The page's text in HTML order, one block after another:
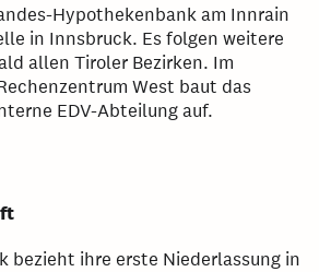
Hypothekenbank am Innrain
in Innsbruck. Es folgen weitere
allen Tiroler Bezirken. Im
West baut das
EDV-Abteilung auf.
bezieht ihre erste Niederlassung in